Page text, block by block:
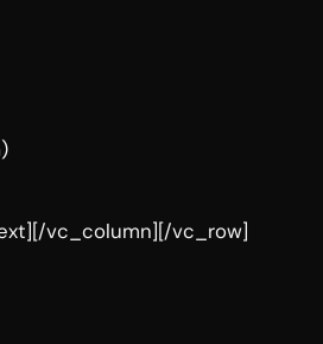
vc_column][/vc_row]